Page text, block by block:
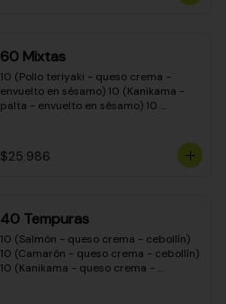
(Pimentón - queso crema - cebollín -
envuelto en masa tempura)
60 Mixtas
10 (Pollo teriyaki - queso crema -
envuelto en sésamo) 10 (Kanikama -
palta - envuelto en sésamo) 10
envuelto en queso crema) 10
(Camarón - queso crema - cebollín -
$25.986
40 Tempuras
10 (Salmón - queso crema - cebollín)
10 (Camarón - queso crema - cebollín)
10 (Kanikama - queso crema -